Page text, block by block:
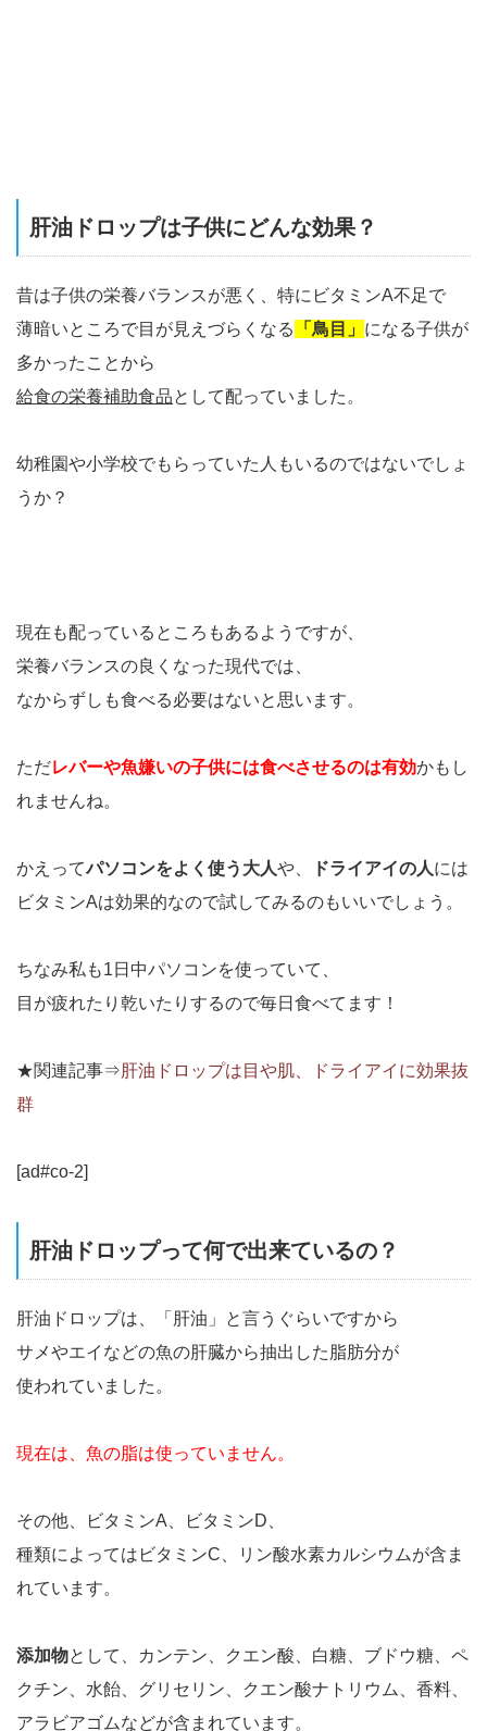
肝油ドロップは子供にどんな効果？
昔は子供の栄養バランスが悪く、特にビタミンA不足で
薄暗いところで目が見えづらくなる
「鳥目」 になる子供が
多かったことから
給食の栄養補助食品として配っていました。
幼稚園や小学校でもらっていた人もいるのではないでしょ
うか？
現在も配っているところもあるようですが、
栄養バランスの良くなった現代では、
なからずしも食べる必要はないと思います。
ただレバーや魚嫌いの子供には食べさせるのは有効かもし
れませんね。
かえってパソコンをよく使う大人や、 ドライアイの人には
ビタミンAは効果的なので試してみるのもいいでしょう。
ちなみ私も1日中パソコンを使っていて、
目が疲れたり乾いたりするので毎日食べてます！
★関連記事⇒ 肝油ドロップは目や肌、ドライアイに効果抜
群
[ad#co-2]
肝油ドロップって何で出来ているの？
肝油ドロップは、「肝油」と言うぐらいですから
サメやエイなどの魚の肝臓から抽出した脂肪分が
使われていました。
現在は、魚の脂は使っていません。
その他、ビタミンA、ビタミンD、
種類によってはビタミンC、リン酸水素カルシウムが含ま
れています。
添加物として、カンテン、クエン酸、白糖、ブドウ糖、ペ
クチン、水飴、グリセリン、クエン酸ナトリウム、香料、
アラビアゴムなどが含まれています。